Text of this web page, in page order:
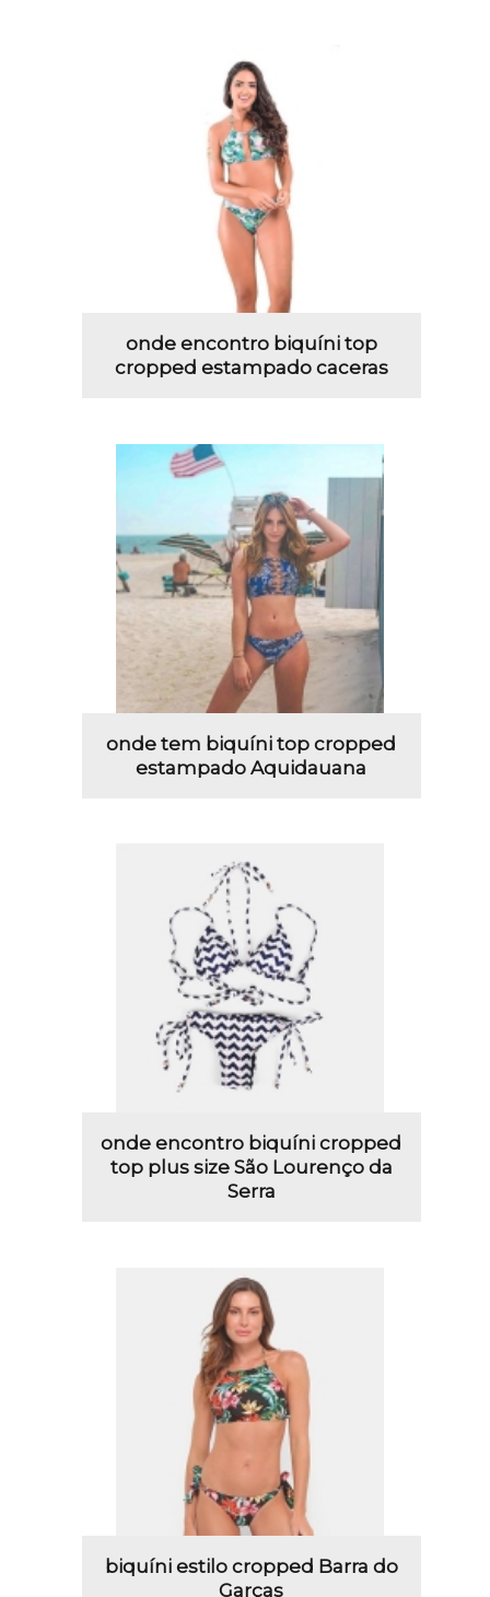
onde encontro biquíni top
cropped estampado caceras
onde tem biquíni top cropped
estampado Aquidauana
onde encontro biquíni cropped
top plus size São Lourenço da
Serra
biquíni estilo cropped Barra do
Garças